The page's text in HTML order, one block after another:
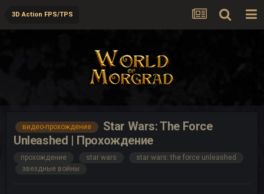
3D Action FPS/TPS
видео-прохождение
Star Wars: The Force
Unleashed | Прохождение
прохождение star wars
star wars: the force unleashed
звездные войны